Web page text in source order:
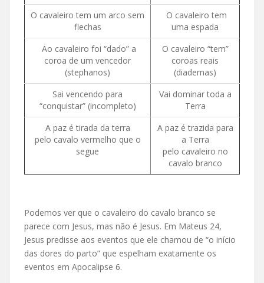
O cavaleiro tem um arco sem
flechas
O cavaleiro tem
uma espada
Ao cavaleiro foi “dado” a
coroa de um vencedor
(stephanos)
O cavaleiro “tem”
coroas reais
(diademas)
Sai vencendo para
“conquistar” (incompleto)
Vai dominar toda a
Terra
A paz é tirada da terra
pelo cavalo vermelho que o
segue
A paz é trazida para
a Terra
pelo cavaleiro no
cavalo branco
Podemos ver que o cavaleiro do cavalo branco se
parece com Jesus, mas não é Jesus. Em Mateus 24,
Jesus predisse aos eventos que ele chamou de “o início
das dores do parto” que espelham exatamente os
eventos em Apocalipse 6.